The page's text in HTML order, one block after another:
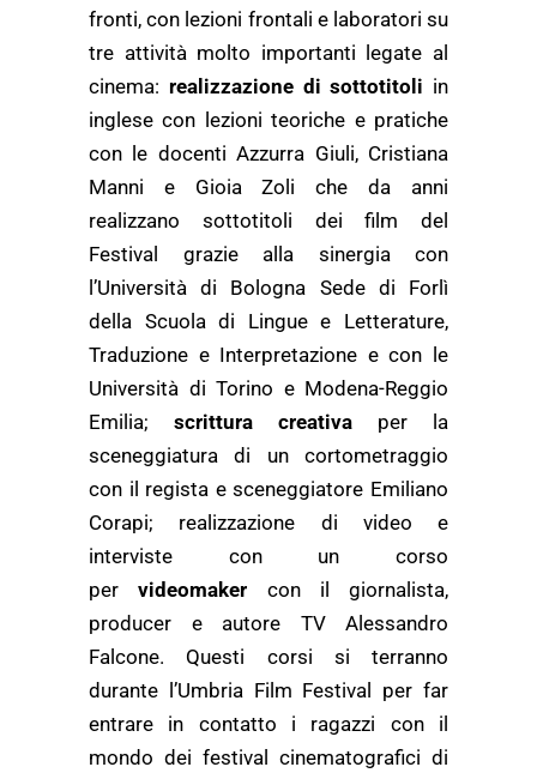
fronti, con lezioni frontali e laboratori su
tre attività molto importanti legate al
cinema: realizzazione di sottotitoli in
inglese con lezioni teoriche e pratiche
con le docenti Azzurra Giuli, Cristiana
Manni e Gioia Zoli che da anni
realizzano sottotitoli dei film del
Festival grazie alla sinergia con
l’Università di Bologna Sede di Forlì
della Scuola di Lingue e Letterature,
Traduzione e Interpretazione e con le
Università di Torino e Modena-Reggio
Emilia; scrittura creativa per la
sceneggiatura di un cortometraggio
con il regista e sceneggiatore Emiliano
Corapi; realizzazione di video e
interviste con un corso
pervideomaker con il giornalista,
producer e autore TV Alessandro
Falcone. Questi corsi si terranno
durante l’Umbria Film Festival per far
entrare in contatto i ragazzi con il
mondo dei festival cinematografici di